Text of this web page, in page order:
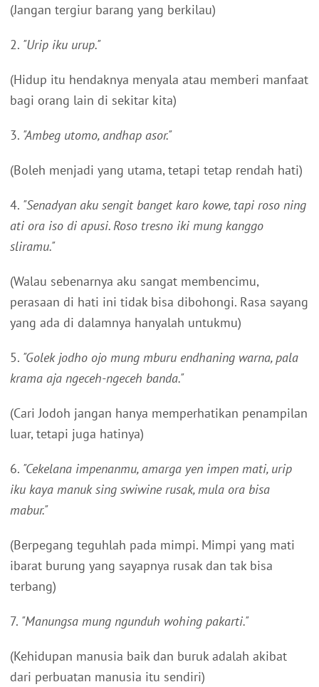
(Jangan tergiur barang yang berkilau)
2. "Urip iku urup."
(Hidup itu hendaknya menyala atau memberi manfaat
bagi orang lain di sekitar kita)
3. "Ambeg utomo, andhap asor."
(Boleh menjadi yang utama, tetapi tetap rendah hati)
4. "Senadyan aku sengit banget karo kowe, tapi roso ning
ati ora iso di apusi. Roso tresno iki mung kanggo
sliramu."
(Walau sebenarnya aku sangat membencimu,
perasaan di hati ini tidak bisa dibohongi. Rasa sayang
yang ada di dalamnya hanyalah untukmu)
5. "Golek jodho ojo mung mburu endhaning warna, pala
krama aja ngeceh-ngeceh banda."
(Cari Jodoh jangan hanya memperhatikan penampilan
luar, tetapi juga hatinya)
6. "Cekelana impenanmu, amarga yen impen mati, urip
iku kaya manuk sing swiwine rusak, mula ora bisa
mabur."
(Berpegang teguhlah pada mimpi. Mimpi yang mati
ibarat burung yang sayapnya rusak dan tak bisa
terbang)
7. "Manungsa mung ngunduh wohing pakarti."
(Kehidupan manusia baik dan buruk adalah akibat
dari perbuatan manusia itu sendiri)